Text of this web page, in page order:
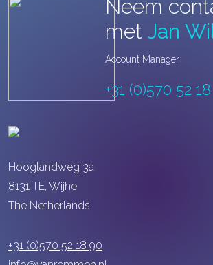
Neem
metJan
Account Manager
+31 (0)570 52
Hooglandweg 3a
8131 TE, Wijhe
The Netherlands
+31 (0)570 52 18 90